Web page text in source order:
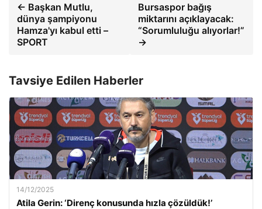
← Başkan Mutlu,
dünya şampiyonu
Hamza'yı kabul etti –
SPORT
Bursaspor bağış
miktarını açıklayacak:
“Sorumluluğu alıyorlar!”
→
Tavsiye Edilen Haberler
14/12/2025
Atila Gerin: ‘Direnç konusunda hızla çözüldük!’